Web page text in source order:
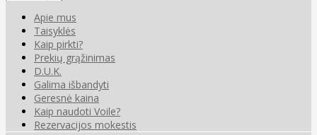
Apie mus
Taisyklės
Kaip pirkti?
Prekių grąžinimas
D.U.K.
Galima išbandyti
Geresnė kaina
Kaip naudoti Voile?
Rezervacijos mokestis